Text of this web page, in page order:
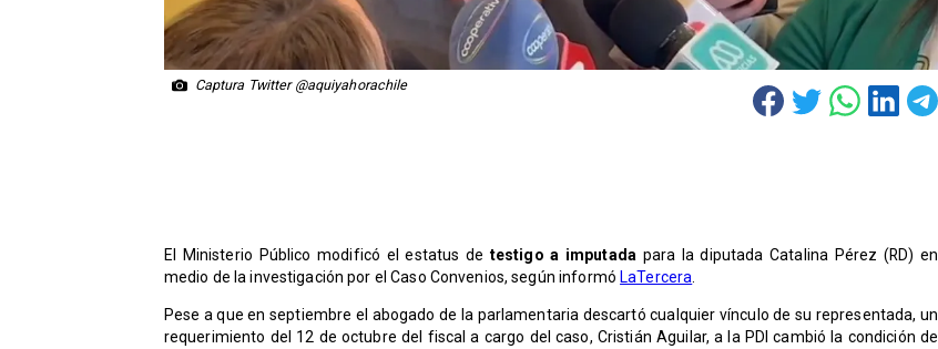
Captura Twitter @aquiyahorachile
El Ministerio Público modificó el estatus de testigo a imputada para la diputada Catalina Pérez (RD) en
medio de la investigación por el Caso Convenios, según informó LaTercera.
Pese a que en septiembre el abogado de la parlamentaria descartó cualquier vínculo de su representada, un
requerimiento del 12 de octubre del fiscal a cargo del caso, Cristián Aguilar, a la PDI cambió la condición de